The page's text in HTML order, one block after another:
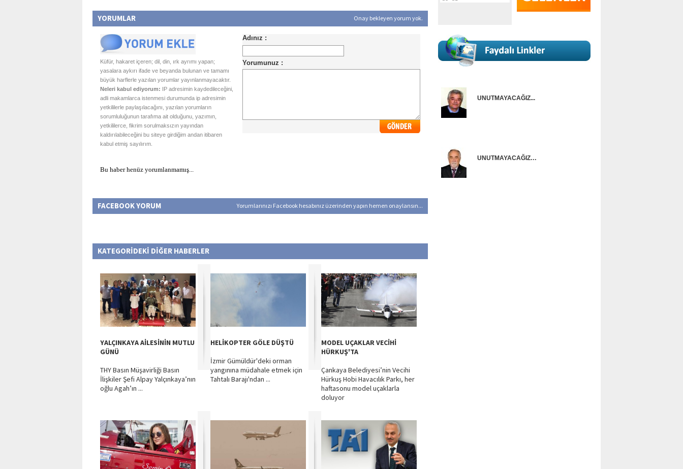
YORUMLAR Onay bekleyen yorum yok.
Küfür, hakaret içeren; dil, din, ırk ayrımı yapan;
yasalara aykırı ifade ve beyanda bulunan ve tamamı
büyük harflerle yazılan yorumlar yayınlanmayacaktır.
Neleri kabul ediyorum: IP adresimin kaydedileceğini,
adli makamlarca istenmesi durumunda ip adresimin
yetkililerle paylaşılacağını, yazılan yorumların
sorumluluğunun tarafıma ait olduğunu, yazımın,
yetkililerce, fikrim sorulmaksızın yayından
kaldırılabileceğini bu siteye girdiğim andan itibaren
kabul etmiş sayılırım.
Bu haber henüz yorumlanmamış...
FACEBOOK YORUM Yorumlarınızı Facebook hesabınız üzerinden yapın hemen onaylansın...
KATEGORİDEKİ DİĞER HABERLER
YALÇINKAYA AİLESİNİN MUTLU
GÜNÜ
THY Basın Müşavirliği Basın
İlişkiler Şefi Alpay Yalçınkaya’nın
oğlu Agah’ın ...
HELİKOPTER GÖLE DÜŞTÜ
İzmir Gümüldür'deki orman
yangınına müdahale etmek için
Tahtalı Barajı'ndan ...
MODEL UÇAKLAR VECİHİ
HÜRKUŞ'TA
Çankaya Belediyesi’nin Vecihi
Hürkuş Hobi Havacılık Parkı, her
haftasonu model uçaklarla
doluyor
UNUTMAYACAĞIZ...
UNUTMAYACAĞIZ…